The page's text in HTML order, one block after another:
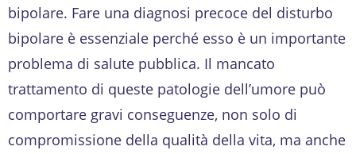
bipolare. Fare una diagnosi precoce del disturbo
bipolare è essenziale perché esso è un importante
problema di salute pubblica. Il mancato
trattamento di queste patologie dell’umore può
comportare gravi conseguenze, non solo di
compromissione della qualità della vita, ma anche